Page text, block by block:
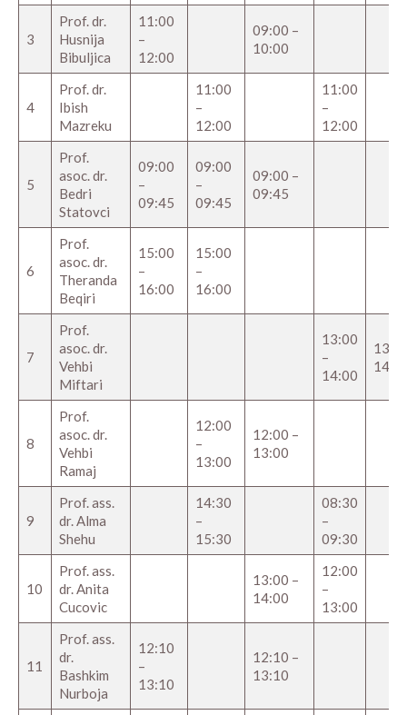
3
Prof. dr.
Husnija
Bibuljica
11:00
–
12:00
09:00 –
10:00
4
Prof. dr.
Ibish
Mazreku
11:00
–
12:00
11:00
–
12:00
5
Prof.
asoc. dr.
Bedri
Statovci
09:00
–
09:45
09:00
–
09:45
09:00 –
09:45
6
Prof.
asoc. dr.
Theranda
Beqiri
15:00
–
16:00
15:00
–
16:00
7
Prof.
asoc. dr.
Vehbi
Miftari
13:00
–
14:00
8
Prof.
asoc. dr.
Vehbi
Ramaj
12:00
–
13:00
12:00 –
13:00
9
Prof. ass.
dr. Alma
Shehu
14:30
–
15:30
08:30
–
09:30
10
Prof. ass.
dr. Anita
Cucovic
13:00 –
14:00
12:00
–
13:00
11
Prof. ass.
dr.
Bashkim
Nurboja
12:10
–
13:10
12:10 –
13:10